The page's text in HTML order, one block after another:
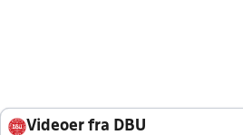
Videoer fra DBU